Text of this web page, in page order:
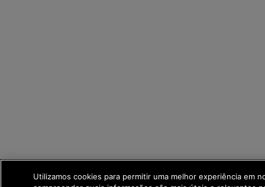
Utilizamos cookies para permitir uma melhor experiência em